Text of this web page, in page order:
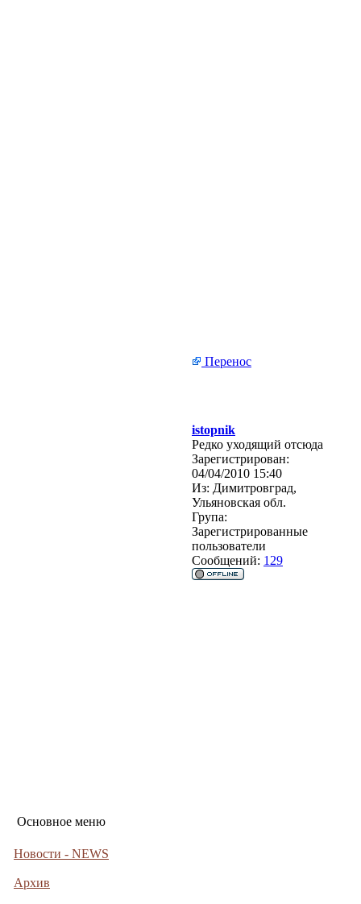
Основное меню
Новости - NEWS
Архив
Перенос
istopnik
Редко уходящий отсюда
Зарегистрирован:
04/04/2010 15:40
Из: Димитровград,
Ульяновская обл.
Група:
Зарегистрированные
пользователи
Сообщений: 129